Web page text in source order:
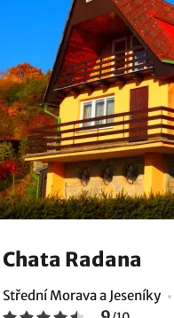
Chata Radana
Střední Morava a Jeseníky